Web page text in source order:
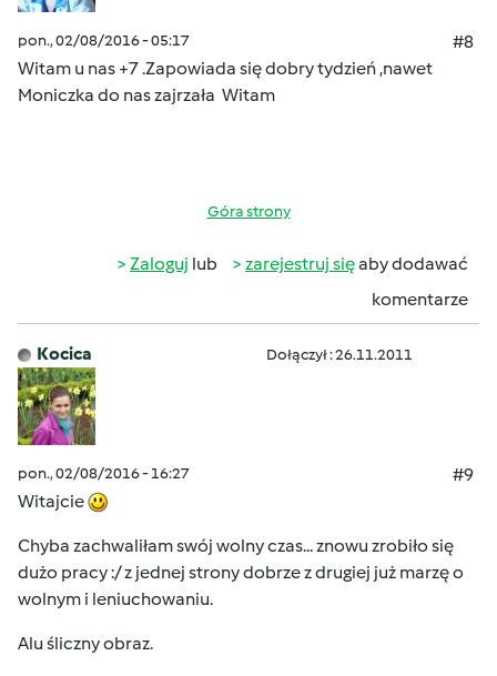
pon., 02/08/2016 - 05:17
#8
Witam u nas +7 .Zapowiada się dobry tydzień ,nawet
Moniczka do nas zajrzała Witam
Góra strony
Zaloguj lub zarejestruj sięaby dodawać
komentarze
Kocica Dołączył : 26.11.2011
pon., 02/08/2016 - 16:27
#9
Witajcie
Chyba zachwaliłam swój wolny czas... znowu zrobiło się
dużo pracy :/ z jednej strony dobrze z drugiej już marzę o
wolnym i leniuchowaniu.
Alu śliczny obraz.